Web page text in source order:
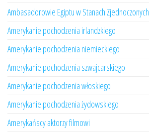
Ambasadorowie Egiptu w Stanach Zjednoczonych
Amerykanie pochodzenia irlandzkiego
Amerykanie pochodzenia niemieckiego
Amerykanie pochodzenia szwajcarskiego
Amerykanie pochodzenia włoskiego
Amerykanie pochodzenia żydowskiego
Amerykańscy aktorzy filmowi